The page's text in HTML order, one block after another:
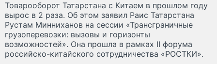
Товарооборот Татарстана с Китаем в прошлом году
вырос в 2 раза. Об этом заявил Раис Татарстана
Рустам Минниханов на сессии «Трансграничные
грузоперевозки: вызовы и горизонты
возможностей». Она прошла в рамках II форума
российско-китайского сотрудничества «РОСТКИ».